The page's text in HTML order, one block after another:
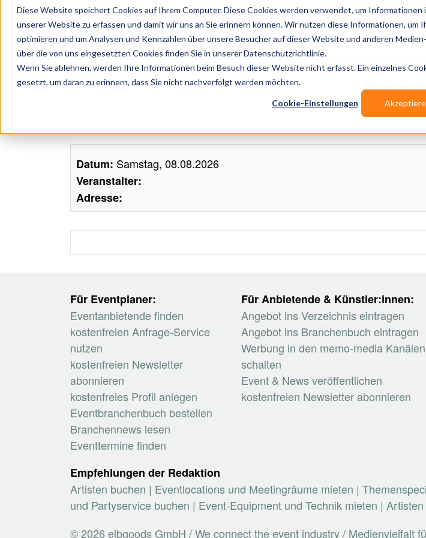
Diese Website speichert Cookies auf Ihrem Computer. Diese Cookies werden verwendet, um
unserer Website zu erfassen und damit wir uns an Sie erinnern können. Wir nutzen diese Informationen, um
optimieren und um Analysen und Kennzahlen über unsere Besucher auf dieser Website und anderen
über die von uns eingesetzten Cookies finden Sie in unserer Datenschutzrichtlinie.
Wenn Sie ablehnen, werden Ihre Informationen beim Besuch dieser Website nicht erfasst. Ein einzelnes
gesetzt, um daran zu erinnern, dass Sie nicht nachverfolgt werden möchten.
Cookie-Einstellungen
Datum: Samstag, 08.08.2026
Veranstalter:
Adresse:
Publikationen Branchen-
Zelte, Bands, Catering, ...
Wir suchen für Dich
Für Eventplaner:
Eventanbietende finden
kostenfreien Anfrage-Service
nutzen
kostenfreien Newsletter
abonnieren
kostenfreies Profil anlegen
Eventbranchenbuch bestellen
Branchennews lesen
Eventtermine finden
Für Anbietende & Künstler:innen:
Angebot ins Verzeichnis eintragen
Angebot ins Branchenbuch eintragen
Werbung in den memo-media Kanälen
schalten
Event & News veröffentlichen
kostenfreien Newsletter abonnieren
Empfehlungen der Redaktion
Artisten buchen | Eventlocations und Meetingräume mieten |
und Partyservice buchen | Event-Equipment und Technik mieten |
© 2026 elbgoods GmbH / We connect the event industry / Medienvielfalt